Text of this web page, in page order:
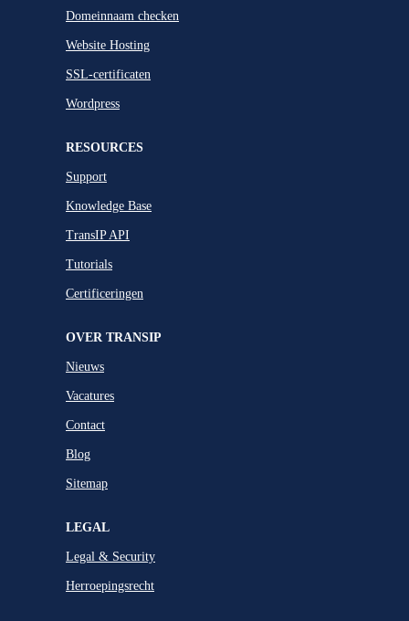
Domeinnaam checken
Website Hosting
SSL-certificaten
Wordpress
RESOURCES
Support
Knowledge Base
TransIP API
Tutorials
Certificeringen
OVER TRANSIP
Nieuws
Vacatures
Contact
Blog
Sitemap
LEGAL
Legal & Security
Herroepingsrecht